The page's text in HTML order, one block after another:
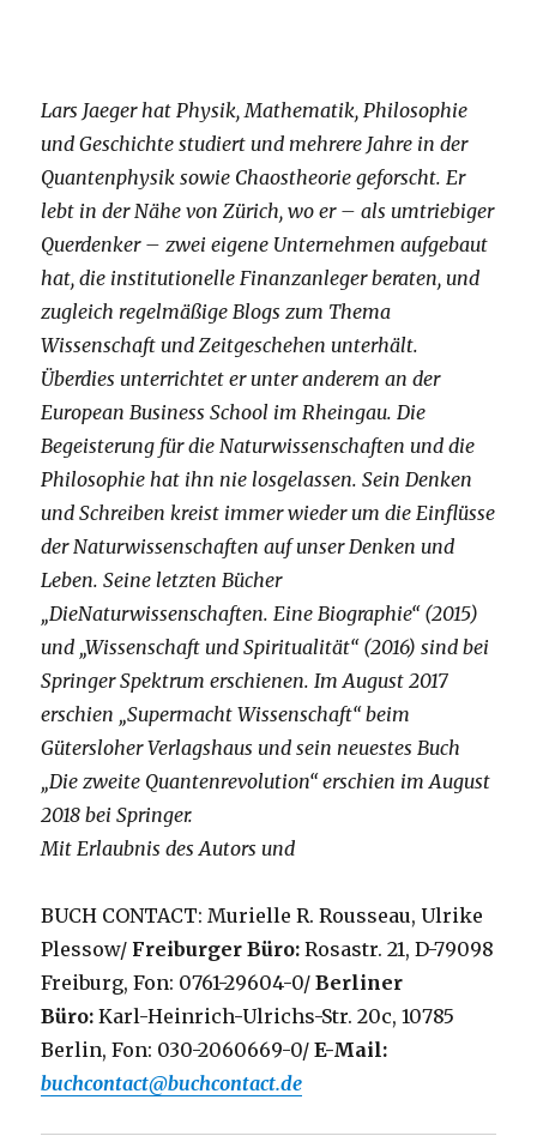
Lars Jaeger hat Physik, Mathematik, Philosophie
und Geschichte studiert und mehrere Jahre in der
Quantenphysik sowie Chaostheorie geforscht. Er
lebt in der Nähe von Zürich, wo er – als umtriebiger
Querdenker – zwei eigene Unternehmen aufgebaut
hat, die institutionelle Finanzanleger beraten, und
zugleich regelmäßige Blogs zum Thema
Wissenschaft und Zeitgeschehen unterhält.
Überdies unterrichtet er unter anderem an der
European Business School im Rheingau. Die
Begeisterung für die Naturwissenschaften und die
Philosophie hat ihn nie losgelassen. Sein Denken
und Schreiben kreist immer wieder um die Einflüsse
der Naturwissenschaften auf unser Denken und
Leben. Seine letzten Bücher
„DieNaturwissenschaften. Eine Biographie“ (2015)
und „Wissenschaft und Spiritualität“ (2016) sind bei
Springer Spektrum erschienen. Im August 2017
erschien „Supermacht Wissenschaft“ beim
Gütersloher Verlagshaus und sein neuestes Buch
„Die zweite Quantenrevolution“ erschien im August
2018 bei Springer.
Mit Erlaubnis des Autors und
BUCH CONTACT: Murielle R. Rousseau, Ulrike
Plessow/ Freiburger Büro:Rosastr. 21, D-79098
Freiburg, Fon: 0761-29604-0/Berliner
Büro:Karl-Heinrich-Ulrichs-Str. 20c, 10785
Berlin, Fon: 030-2060669-0/E-Mail:
buchcontact@buchcontact.de